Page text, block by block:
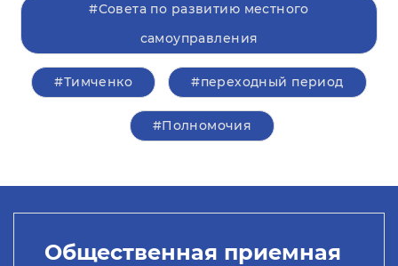
#Совета по развитию местного
самоуправления
#Тимченко #переходный период
#Полномочия
Общественная приемная